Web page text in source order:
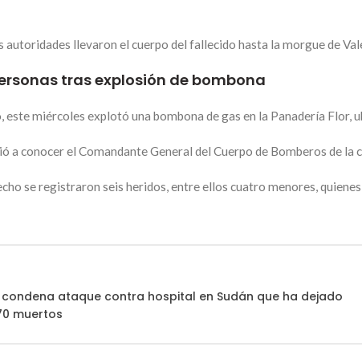
llevaron el cuerpo del fallecido hasta la morgue de
tras explosión de bombona
este miércoles explotó una bombona de gas en la Panadería Flor,
a conocer el Comandante General del Cuerpo de Bomberos de la
se registraron seis heridos, entre ellos cuatro menores,
condena ataque contra hospital en Sudán que ha dejado
muertos